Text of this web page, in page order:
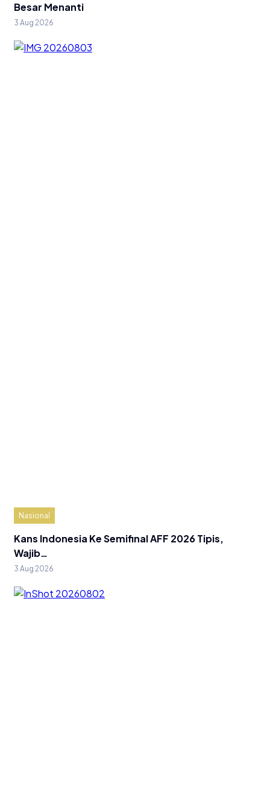
Besar Menanti
3 Aug 2026
Nasional
Kans Indonesia Ke Semifinal AFF 2026 Tipis,
Wajib…
3 Aug 2026